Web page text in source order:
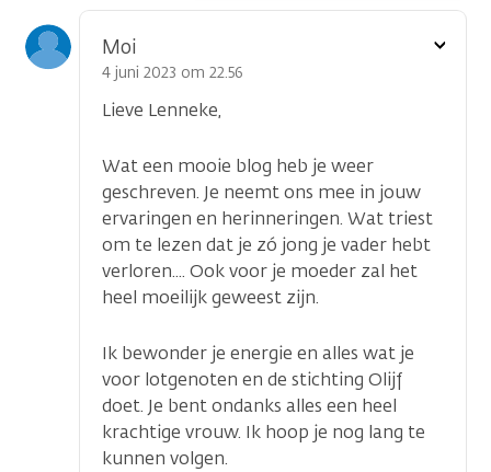
Moi
4 juni 2023 om 22.56
Lieve Lenneke,
Wat een mooie blog heb je weer
geschreven. Je neemt ons mee in jouw
ervaringen en herinneringen. Wat triest
om te lezen dat je zó jong je vader hebt
verloren.... Ook voor je moeder zal het
heel moeilijk geweest zijn.
Ik bewonder je energie en alles wat je
voor lotgenoten en de stichting Olijf
doet. Je bent ondanks alles een heel
krachtige vrouw. Ik hoop je nog lang te
kunnen volgen.
Toon